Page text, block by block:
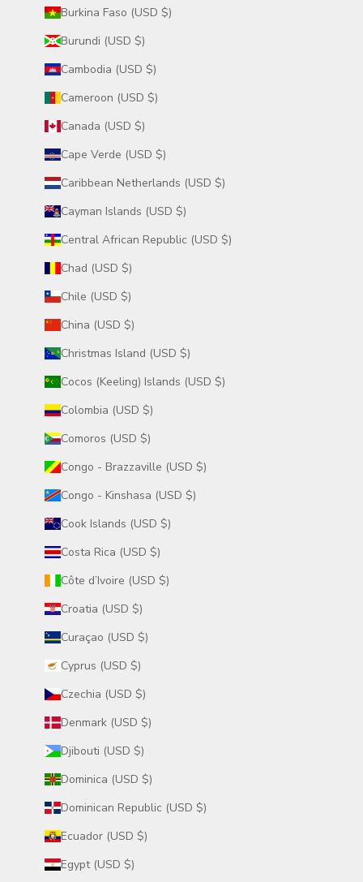
Burkina Faso (USD $)
Burundi (USD $)
Cambodia (USD $)
Cameroon (USD $)
Canada (USD $)
Cape Verde (USD $)
Caribbean Netherlands (USD $)
Cayman Islands (USD $)
Central African Republic (USD $)
Chad (USD $)
Chile (USD $)
China (USD $)
Christmas Island (USD $)
Cocos (Keeling) Islands (USD $)
Colombia (USD $)
Comoros (USD $)
Congo - Brazzaville (USD $)
Congo - Kinshasa (USD $)
Cook Islands (USD $)
Costa Rica (USD $)
Côte d’Ivoire (USD $)
Croatia (USD $)
Curaçao (USD $)
Cyprus (USD $)
Czechia (USD $)
Denmark (USD $)
Djibouti (USD $)
Dominica (USD $)
Dominican Republic (USD $)
Ecuador (USD $)
Egypt (USD $)